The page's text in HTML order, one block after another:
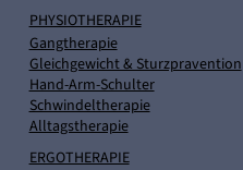
PHYSIOTHERAPIE
Gangtherapie
Gleichgewicht & Sturzpravention
Hand-Arm-Schulter
Schwindeltherapie
Alltagstherapie
ERGOTHERAPIE